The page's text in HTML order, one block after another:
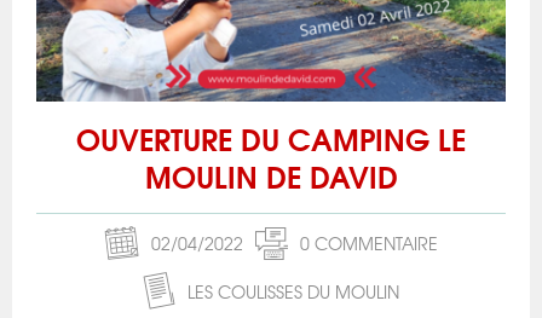
OUVERTURE DU CAMPING LE
MOULIN DE DAVID
02/04/2022
0 COMMENTAIRE
LES COULISSES DU MOULIN